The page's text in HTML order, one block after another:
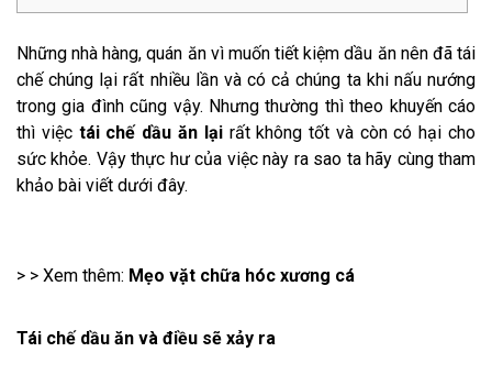
Những nhà hàng, quán ăn vì muốn tiết kiệm dầu ăn nên đã tái
chế chúng lại rất nhiều lần và có cả chúng ta khi nấu nướng
trong gia đình cũng vậy. Nhưng thường thì theo khuyến cáo
thì việctái chế dầu ăn lại rất không tốt và còn có hại cho
sức khỏe. Vậy thực hư của việc này ra sao ta hãy cùng tham
khảo bài viết dưới đây.
> > Xem thêm: Mẹo vặt chữa hóc xương cá
Tái chế dầu ăn và điều sẽ xảy ra